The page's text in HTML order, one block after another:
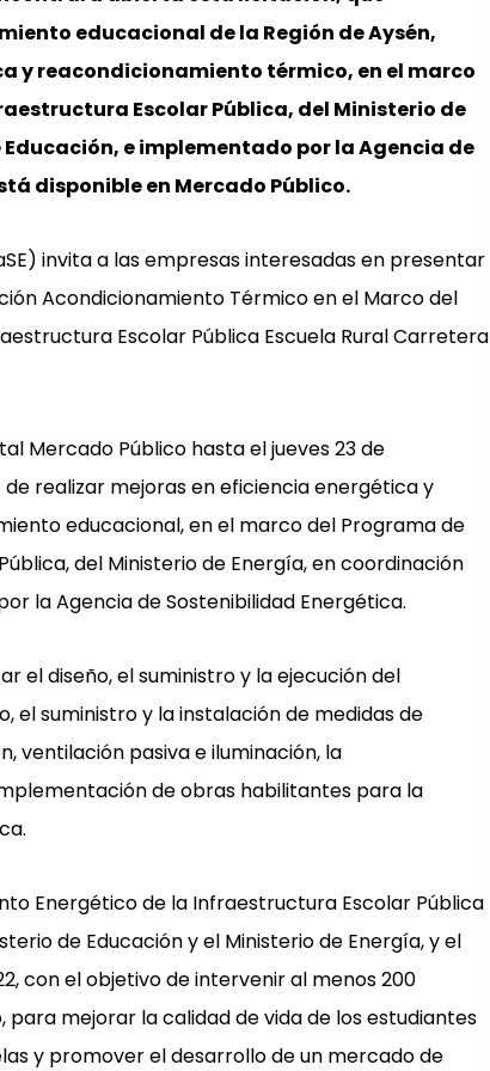
educacional de la Región de Aysén,
y reacondicionamiento térmico, en el marco
Escolar Pública, del Ministerio de
e implementado por la Agencia de
disponible en Mercado Público.
invita a las empresas interesadas en presentar
Acondicionamiento Térmico en el Marco del
Escolar Pública Escuela Rural Carretera
Mercado Público hasta el jueves 23 de
realizar mejoras en eficiencia energética y
educacional, en el marco del Programa de
del Ministerio de Energía, en coordinación
la Agencia de Sostenibilidad Energética.
el diseño, el suministro y la ejecución del
el suministro y la instalación de medidas de
ventilación pasiva e iluminación, la
de obras habilitantes para la
Energético de la Infraestructura Escolar Pública
de Educación y el Ministerio de Energía, y el
con el objetivo de intervenir al menos 200
mejorar la calidad de vida de los estudiantes
y promover el desarrollo de un mercado de